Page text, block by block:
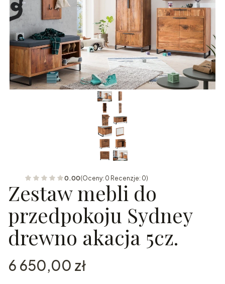
0.00(Oceny: 0 Recenzje: 0)
Zestaw mebli do
przedpokoju Sydney
drewno akacja 5cz.
Cena
6 650,00 zł